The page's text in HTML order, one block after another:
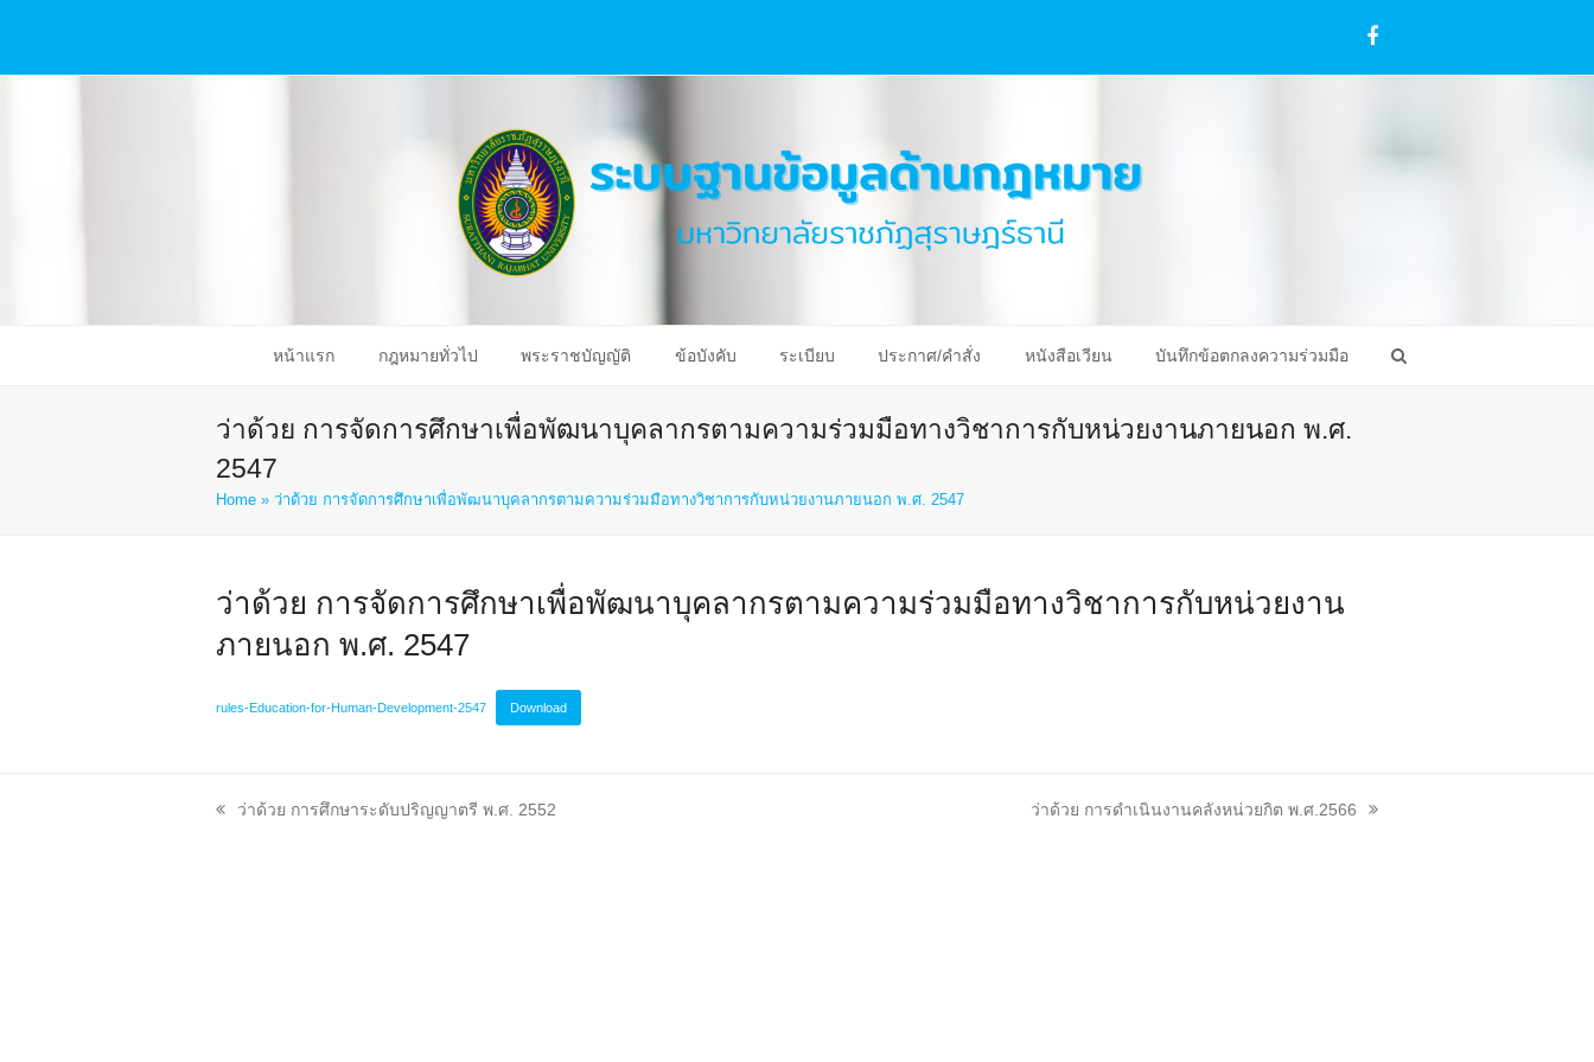
Facebook
หน้าแรก กฎหมายทั่วไป พระราชบัญญัติ ข้อบังคับ ระเบียบ ประกาศ/คำสั่ง หนังสือเวียน บันทึกข้อตกลงความร่วมมือ
ว่าด้วย การจัดการศึกษาเพื่อพัฒนาบุคลากรตามความร่วมมือทางวิชาการกับหน่วยงานภายนอก พ.ศ.
2547
Home » ว่าด้วย การจัดการศึกษาเพื่อพัฒนาบุคลากรตามความร่วมมือทางวิชาการกับหน่วยงานภายนอก พ.ศ. 2547
ว่าด้วย การจัดการศึกษาเพื่อพัฒนาบุคลากรตามความร่วมมือทางวิชาการกับหน่วยงาน
ภายนอก พ.ศ. 2547
rules-Education-for-Human-Development-2547 Download
previous
ว่าด้วย การศึกษาระดับปริญญาตรี พ.ศ. 2552
next
ว่าด้วย การดำเนินงานคลังหน่วยกิต พ.ศ.2566